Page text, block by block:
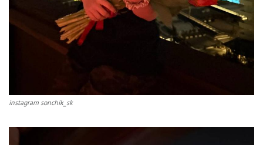
instagram sonchik_sk